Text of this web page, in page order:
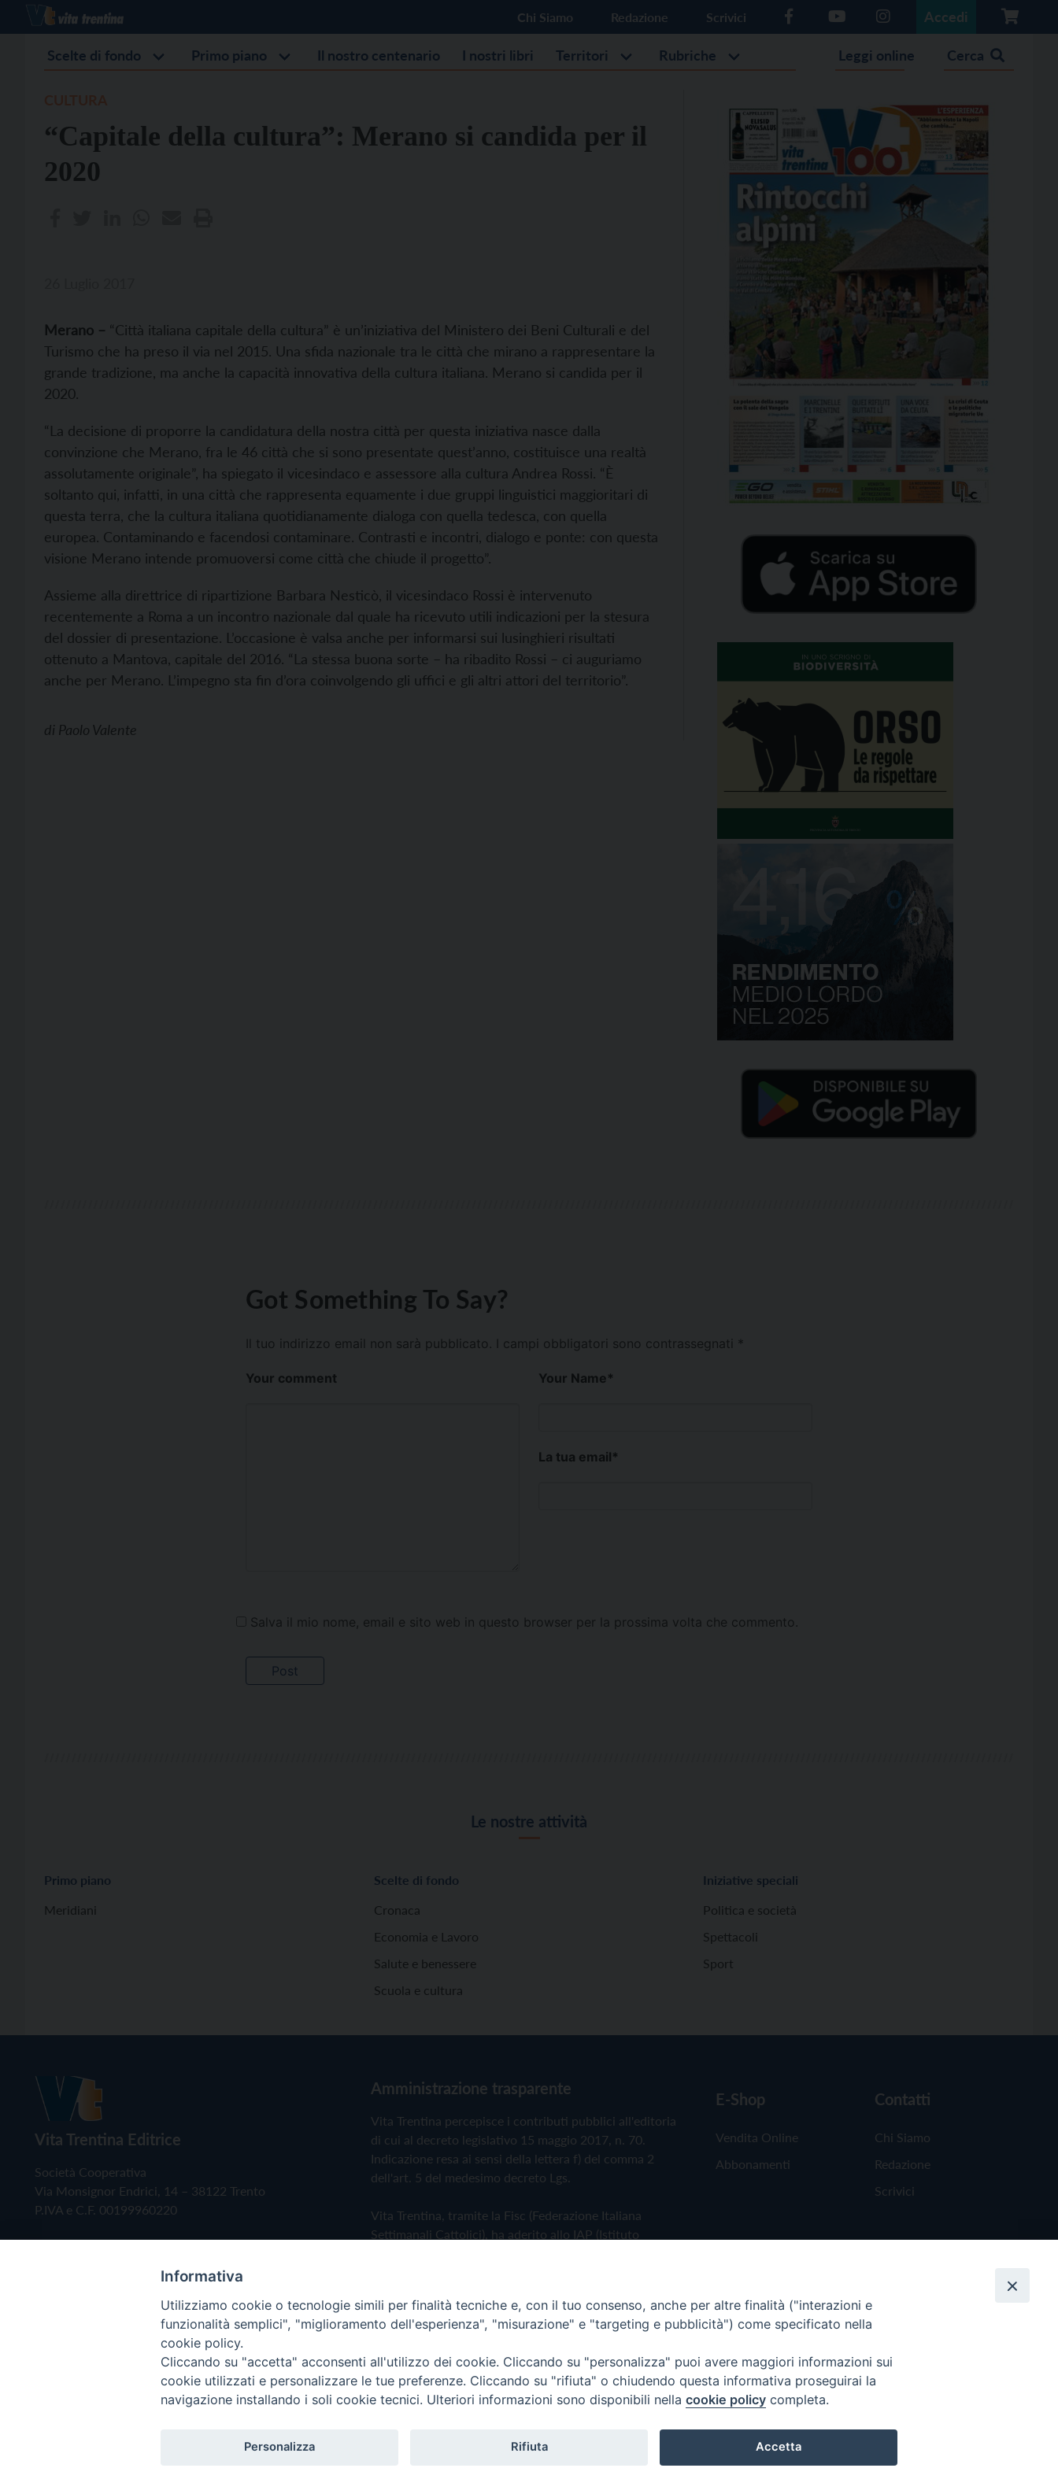
Chi Siamo Redazione Scrivici Accedi
Scelte di fondo Primo piano Il nostro centenario I nostri libri Territori Rubriche Leggi online Cerca
“Capitale della cultura”: Merano si candida per il
2020
Merano – “Città italiana capitale della cultura” è un’iniziativa del Ministero dei Beni Culturali e del
Turismo che ha preso il via nel 2015. Una sfida nazionale tra le città che mirano a rappresentare la
grande tradizione, ma anche la capacità innovativa della cultura italiana. Merano si candida per il
2020.
“La decisione di proporre la candidatura della nostra città per questa iniziativa nasce dalla
convinzione che Merano, fra le 46 città che si sono presentate quest’anno, costituisce una realtà
assolutamente originale”, ha spiegato il vicesindaco e assessore alla cultura Andrea Rossi. “È
soltanto qui, infatti, in una città che rappresenta equamente i due gruppi linguistici maggioritari di
questa terra, che la cultura italiana quotidianamente dialoga con quella tedesca, con quella
europea. Contaminando e facendosi contaminare. Contrasti e incontri, dialogo e ponte: con questa
visione Merano intende promuoversi come città che chiude il progetto”.
Assieme alla direttrice di ripartizione Barbara Nesticò, il vicesindaco Rossi è intervenuto
recentemente a Roma a un incontro nazionale dal quale ha ricevuto utili indicazioni per la stesura
del dossier di presentazione. L’occasione è valsa anche per informarsi sui lusinghieri risultati
ottenuto a Mantova, capitale del 2016. “La stessa buona sorte – ha ribadito Rossi – ci auguriamo
anche per Merano. L’impegno sta fin d’ora coinvolgendo gli uffici e gli altri attori del territorio”.
di Paolo Valente
Got Something To Say?
Il tuo indirizzo email non sarà pubblicato. I campi obbligatori sono contrassegnati *
Your comment Your Name*
La tua email*
Salva il mio nome, email e sito web in questo browser per la prossima volta che commento.
Le nostre attività
Primo piano
Meridiani
Scelte di fondo
Cronaca
Economia e Lavoro
Salute e benessere
Scuola e cultura
Iniziative speciali
Politica e società
Spettacoli
Sport
Vita Trentina Editrice
Società Cooperativa
Via Monsignor Endrici, 14 – 38122 Trento
P.IVA e C.F. 00199960220
Amministrazione trasparente
Vita Trentina percepisce i contributi pubblici all'editoria
di cui al decreto legislativo 15 maggio 2017, n. 70.
Indicazione resa ai sensi della lettera f) del comma 2
dell'art. 5 del medesimo decreto Lgs.
Vita Trentina, tramite la Fisc (Federazione Italiana
Settimanali Cattolici), ha aderito allo IAP (Istituto
Privacy Policy Cookie Policy
E-Shop
Vendita Online
Abbonamenti
Contatti
Chi Siamo
Redazione
Scrivici
Copyright © 2019 - Tutti i diritti riservati - Vita Trentina Editrice
Informativa
Utilizziamo cookie o tecnologie simili per finalità tecniche e, con il tuo consenso, anche per altre finalità ("interazioni e
funzionalità semplici", "miglioramento dell'esperienza", "misurazione" e "targeting e pubblicità") come specificato nella
cookie policy.
Cliccando su "accetta" acconsenti all'utilizzo dei cookie. Cliccando su "personalizza" puoi avere maggiori informazioni sui
cookie utilizzati e personalizzare le tue preferenze. Cliccando su "rifiuta" o chiudendo questa informativa proseguirai la
navigazione installando i soli cookie tecnici. Ulteriori informazioni sono disponibili nella cookie policy completa.
Personalizza Rifiuta Accetta